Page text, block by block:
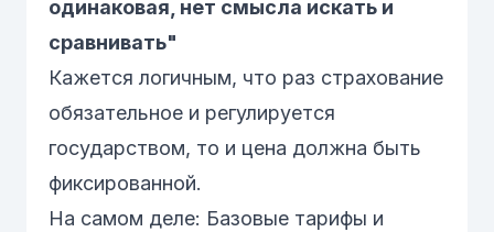
одинаковая, нет смысла искать и
сравнивать"
Кажется логичным, что раз страхование
обязательное и регулируется
государством, то и цена должна быть
фиксированной.
На самом деле: Базовые тарифы и